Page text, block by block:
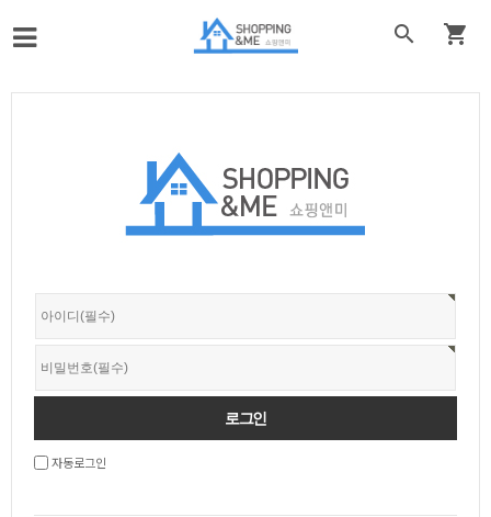
 
자동로그인